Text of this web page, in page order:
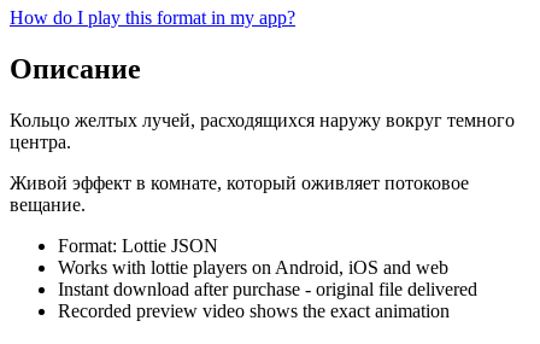
How do I play this format in my app?
Описание
Кольцо желтых лучей, расходящихся наружу вокруг темного
центра.
Живой эффект в комнате, который оживляет потоковое
вещание.
Format: Lottie JSON
Works with lottie players on Android, iOS and web
Instant download after purchase - original file delivered
Recorded preview video shows the exact animation